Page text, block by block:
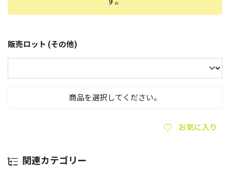
販売ロット (その他)
商品を選択してください。
お気に入り
関連カテゴリー